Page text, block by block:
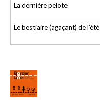
La dernière pelote
Le bestiaire (agaçant) de l’été